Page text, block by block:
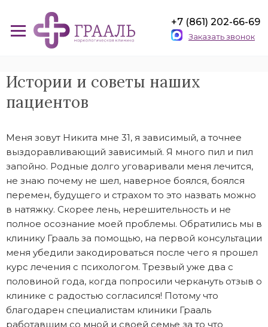
+7 (861) 202-66-69
Заказать звонок
Истории и советы наших
пациентов
Меня зовут Никита мне 31, я зависимый, а точнее
выздоравливающий зависимый. Я много пил и пил
запойно. Родные долго уговаривали меня лечится,
не знаю почему не шел, наверное боялся, боялся
перемен, будущего и страхом то это назвать можно
в натяжку. Скорее лень, нерешительность и не
полное осознание моей проблемы. Обратились мы в
клинику Грааль за помощью, на первой консультации
меня убедили закодироваться после чего я прошел
курс лечения с психологом. Трезвый уже два с
половиной года, когда попросили черкануть отзыв о
клинике с радостью согласился! Потому что
благодарен специалистам клиники Грааль
работавшим со мной и своей семье за то что